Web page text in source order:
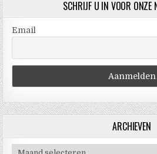
SCHRIJF U IN VOOR ONZE
Email
ARCHIEVEN
Archieven